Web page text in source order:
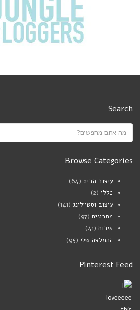
Search
Browse Categories
עיצוב הבית (64)
כללי (2)
עיצוב וסטיילינג (141)
מתכונים (97)
אירוח (41)
ההמלצה שלי (95)
Pinterest Feed